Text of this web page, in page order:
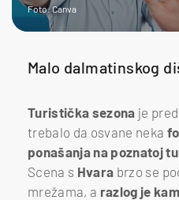
Foto: Canva
Malo dalmatinskog
Turistička sezona je
trebalo da osvane neka
ponašanja na poznatoj
Scena s Hvara brzo se
mrežama, a razlog je